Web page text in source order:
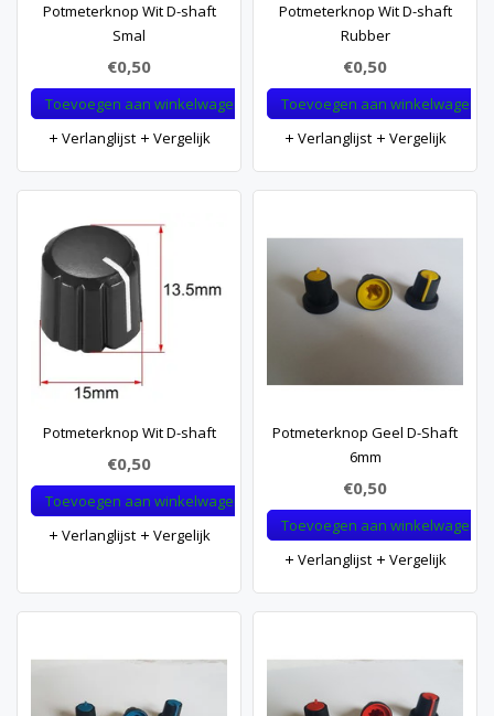
Potmeterknop Wit D-shaft
Smal
€0,50
Toevoegen aan winkelwagen
Verlanglijst
Vergelijk
Potmeterknop Wit D-shaft
Rubber
€0,50
Toevoegen aan winkelwagen
Verlanglijst
Vergelijk
Potmeterknop Wit D-shaft
€0,50
Toevoegen aan winkelwagen
Verlanglijst
Vergelijk
Potmeterknop Geel D-Shaft
6mm
€0,50
Toevoegen aan winkelwagen
Verlanglijst
Vergelijk